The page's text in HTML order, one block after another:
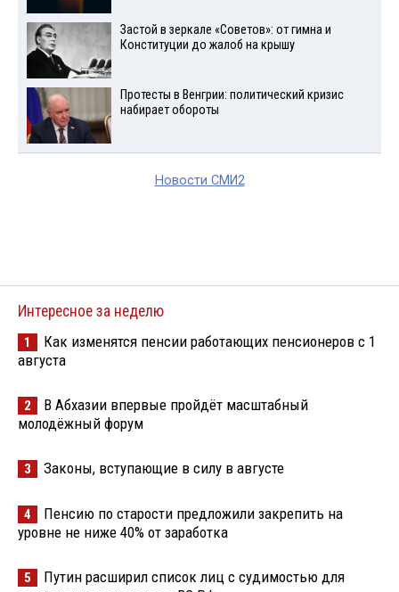
Застой в зеркале «Советов»: от гимна и
Конституции до жалоб на крышу
Протесты в Венгрии: политический кризис
набирает обороты
Новости СМИ2
Интересное за неделю
1
Как изменятся пенсии работающих пенсионеров с 1
августа
2
В Абхазии впервые пройдёт масштабный
молодёжный форум
3 Законы, вступающие в силу в августе
4
Пенсию по старости предложили закрепить на
уровне не ниже 40% от заработка
5
Путин расширил список лиц с судимостью для